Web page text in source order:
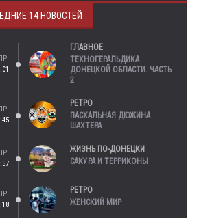
14 НОВОСТЕЙ
ГЛАВНОЕ
ТЕХНОГЕРАЛЬДИКА
ДОНЕЦКОЙ ОБЛАСТИ. ЧАСТЬ
2
РЕТРО
ПАСХАЛЬНАЯ ДЮЖИНА
ШАХТЕРА
ЖИЗНЬ ПО-ДОНЕЦКИ
САКУРА И ТЕРРИКОНЫ
РЕТРО
ЖЕНСКИЙ МИР